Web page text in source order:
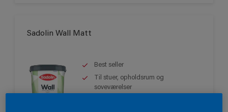
Sadolin Wall Matt
Best seller
Til stuer, opholdsrum og
soveværelser